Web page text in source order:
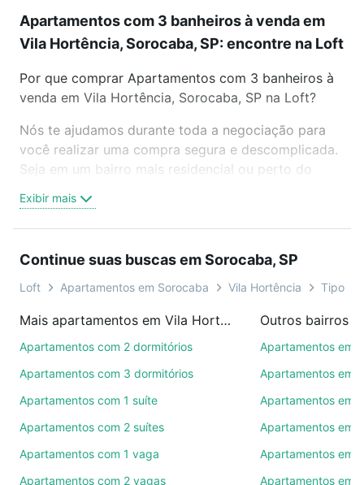
Apartamentos com 3 banheiros à venda em
Vila Hortência, Sorocaba, SP: encontre na Loft
Por que comprar Apartamentos com 3 banheiros à
venda em Vila Hortência, Sorocaba, SP na Loft?
Nós te ajudamos durante toda a negociação para
você realizar uma compra segura e descomplicada.
Seja em um bairro mais residencial ou perto do
oferta ideal de Apartamentos com 3 banheiros à
venda em Vila Hortência, Sorocaba, SP para
ou por videochamada, é grátis, sem compromisso e
você ainda conta com mais de 46 mil corretores e
de imóveis.
Como escolher um imóvel?
ruas, bairros e até condomínios favoritos. Você
também pode usar os filtros como quantidade de
quartos, suítes, com ou sem vaga de garagem para
Exibir mais
Continue suas buscas em Sorocaba, SP
Loft Apartamentos em Sorocaba Vila Hortência Tipo
Mais apartamentos em Vila Hortência
Apartamentos com 2 dormitórios
Apartamentos com 3 dormitórios
Apartamentos com 1 suíte
Apartamentos com 2 suítes
Apartamentos com 1 vaga
Apartamentos com 2 vagas
Outros bairros
Apartamentos em
Apartamentos em
Apartamentos em
Apartamentos em
Apartamentos em
Apartamentos em